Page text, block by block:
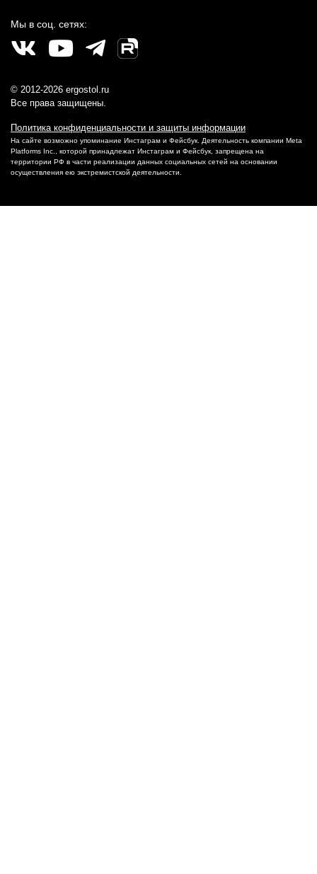
Мы в соц. сетях:
© 2012-2026 ergostol.ru
Все права защищены.
Политика конфиденциальности и защиты информации
На сайте возможно упоминание Инстаграм и Фейсбук. Деятельность компании Meta
Platforms Inc., которой принадлежат Инстаграм и Фейсбук, запрещена на
территории РФ в части реализации данных социальных сетей на основании
осуществления ею экстремистской деятельности.